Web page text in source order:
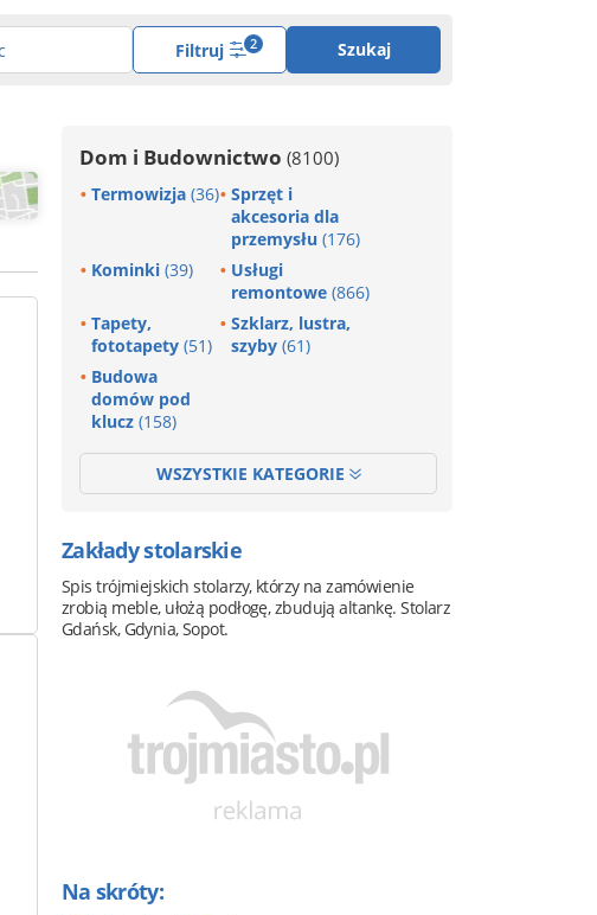
Filtruj 2 Szukaj
Dom i Budownictwo (8100)
Termowizja (36) Sprzęt i
akcesoria dla
przemysłu (176)
Kominki (39)
Usługi
remontowe (866)
Tapety,
fototapety (51)
Szklarz, lustra,
szyby (61)
Budowa
domów pod
klucz (158)
WSZYSTKIE KATEGORIE
Zakłady stolarskie
Spis trójmiejskich stolarzy, którzy na zamówienie
zrobią meble, ułożą podłogę, zbudują altankę. Stolarz
Gdańsk, Gdynia, Sopot.
Na skróty: